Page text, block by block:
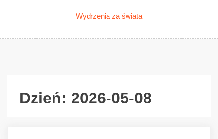
Wydrzenia za świata
Dzień: 2026-05-08